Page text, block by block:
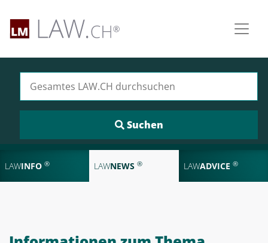
LAWINFO ® LAWNEWS ® LAWADVICE ®